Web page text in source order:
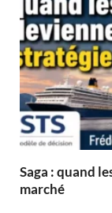
Saga : quand
marché